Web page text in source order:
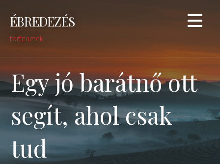
ÉBREDEZÉS
történetek
Egy jó barátnő ott
segít, ahol csak
tud